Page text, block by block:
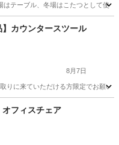
はテーブル、冬場はこたつとして使
】カウンタースツール
8月7日
りに来ていただける方限定でお願
カウンター
オフィスチェア